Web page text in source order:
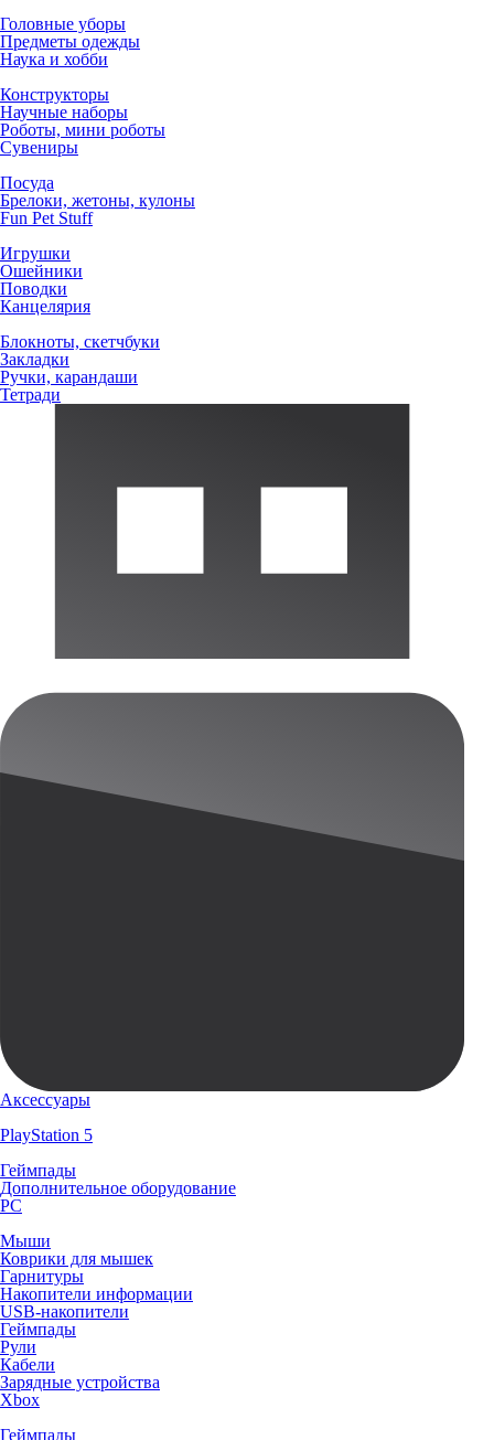
Головные уборы
Предметы одежды
Наука и хобби
Конструкторы
Научные наборы
Роботы, мини роботы
Сувениры
Посуда
Брелоки, жетоны, кулоны
Fun Pet Stuff
Игрушки
Ошейники
Поводки
Канцелярия
Блокноты, скетчбуки
Закладки
Ручки, карандаши
Тетради
Аксессуары
PlayStation 5
Геймпады
Дополнительное оборудование
PC
Мыши
Коврики для мышек
Гарнитуры
Накопители информации
USB-накопители
Геймпады
Рули
Кабели
Зарядные устройства
Xbox
Геймпады